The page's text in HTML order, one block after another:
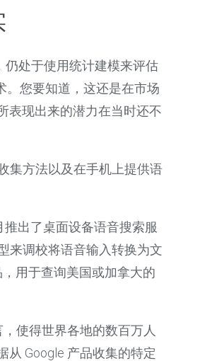
仍处于使用统计建模来评估
。您要知道，这还是在市场
表现出来的潜力在当时还不
集方法以及在手机上提供语
出了桌面设备语音搜索服
来调校将语音输入转换为文
用于查询美国或加拿大的
使得世界各地的数百万人
从 Google 产品收集的特定